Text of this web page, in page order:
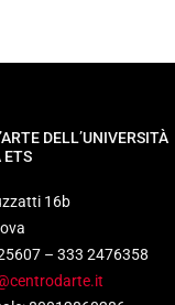
DELL’UNIVERSITÀ
ETS
16b
– 333 2476358